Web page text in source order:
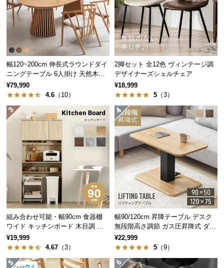
中
型
商
の
配
送
に
つ
い
て
小
商
品
の
配
に
つ
い
て
幅120~200cm 伸長式ラウンドダイ
ニングテーブル 6人掛け 天然木突
板 美しい格子デザイン
¥79,990
4.6 （10）
2脚セット 全12色 ヴィンテージ調
デザイナーズシェルチェア
¥18,999
5 （3）
組み合わせ可能・幅90cm 食器棚
ワイド キッチンボード 木目調 レ
イアウト自在
¥19,999
4.67 （3）
幅90/120cm 昇降テーブル デスク
無段階高さ調節 ガス圧昇降式 ダイ
ニング 高さ55~70cm
¥22,999
5 （9）